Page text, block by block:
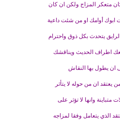
متعكر المزاج ولكن ان كان
ابوك أوامك او من شئت داعية
يتحدث بكل ذوق واحترام
اطراف الحديث ويناقشك
ان يطول بها النقاش
يعتقد ان من حوله لا يتأثر
متباينة وانها لا تؤثر على
الذي يتعامل وفقا لمزاجه